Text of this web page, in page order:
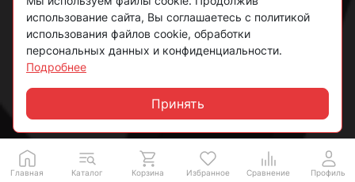
Политика конфиденциальности
Согласие на обработку данных
Пользовательское соглашение
Главная Каталог Корзина Избранное Сравнение Профиль
использование сайта, Вы соглашаетесь с политикой
использования файлов cookie, обработки
персональных данных и конфиденциальности.
Подробнее
Принять